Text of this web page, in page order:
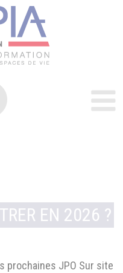
EN 2026 ?
prochaines JPO Sur site